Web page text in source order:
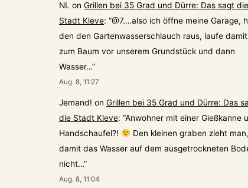
NL on Grillen bei 35 Grad und Dürre: Das sagt die
Stadt Kleve: “@7….also ich öffne meine Garage,
den den Gartenwasserschlauch raus, laufe damit
zum Baum vor unserem Grundstück und dann
Wasser…”
Aug. 8, 11:27
Jemand! on Grillen bei 35 Grad und Dürre: Das
die Stadt Kleve: “Anwohner mit einer Gießkanne
Handschaufel?!
Den kleinen graben zieht man,
damit das Wasser auf dem ausgetrockneten
nicht…”
Aug. 8, 11:04